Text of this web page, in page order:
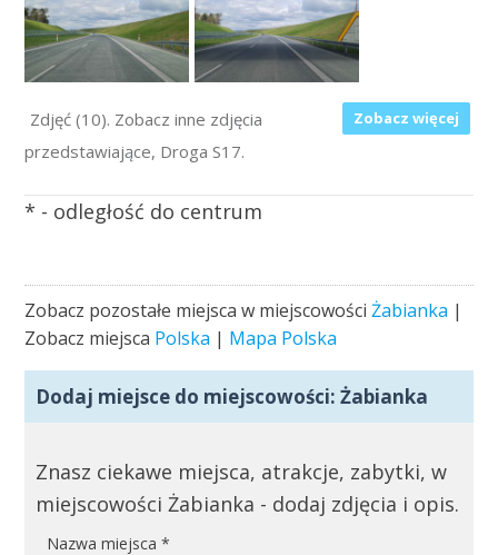
Zobacz więcej
Zdjęć (10). Zobacz inne zdjęcia
przedstawiające, Droga S17.
* - odległość do centrum
Zobacz pozostałe miejsca w miejscowościŻabianka |
Zobacz miejsca Polska | Mapa Polska
Dodaj miejsce do miejscowości:Żabianka
Znasz ciekawe miejsca, atrakcje, zabytki, w
miejscowości Żabianka - dodaj zdjęcia i opis.
Nazwa miejsca*